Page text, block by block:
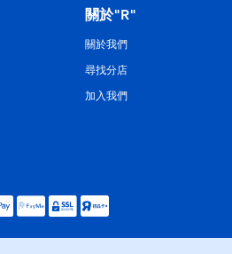
關於"R"
關於我們
尋找分店
加入我們